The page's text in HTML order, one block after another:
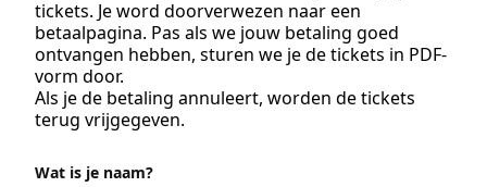
tickets. Je word doorverwezen naar een
betaalpagina. Pas als we jouw betaling goed
ontvangen hebben, sturen we je de tickets in PDF-
vorm door.
Als je de betaling annuleert, worden de tickets
terug vrijgegeven.
Wat is je naam?